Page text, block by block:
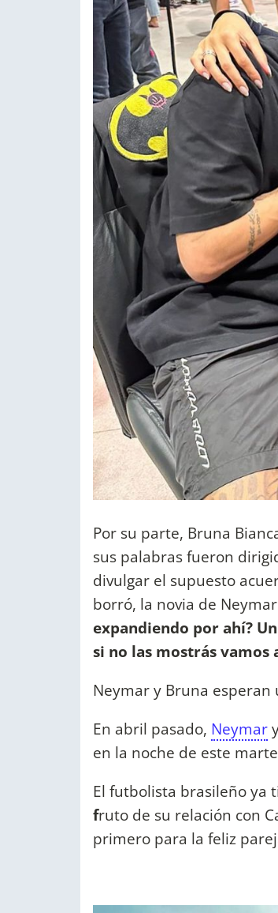
Por su parte, Bruna
sus palabras fueron
divulgar el supuesto
borró, la novia de
expandiendo por ahí?
si no las mostrás vamos
Neymar y Bruna esperan
En abril pasado, Neymar
en la noche de este
El futbolista brasileño ya
fruto de su relación con
primero para la feliz